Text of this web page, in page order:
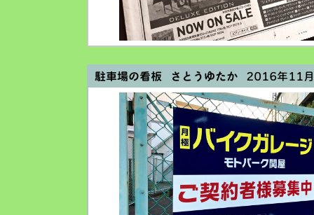
駐車場の看板 さとうゆたか2016年11